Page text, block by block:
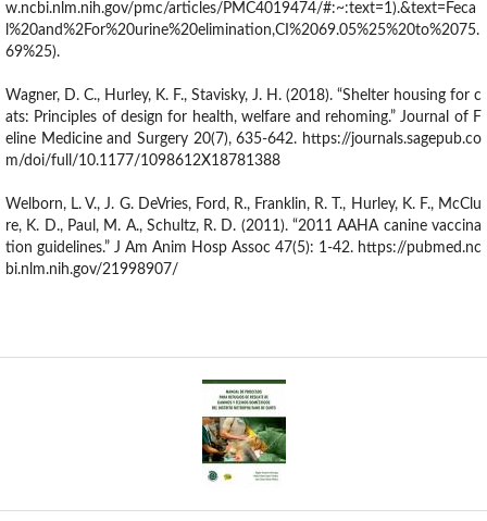
w.ncbi.nlm.nih.gov/pmc/articles/PMC4019474/#:~:text=1).&text=Feca
l%20and%2For%20urine%20elimination,CI%2069.05%25%20to%2075.
69%25).
Wagner, D. C., Hurley, K. F., Stavisky, J. H. (2018). “Shelter housing for c
ats: Principles of design for health, welfare and rehoming.” Journal of F
eline Medicine and Surgery 20(7), 635-642. https://journals.sagepub.co
m/doi/full/10.1177/1098612X18781388
Welborn, L. V., J. G. DeVries, Ford, R., Franklin, R. T., Hurley, K. F., McClu
re, K. D., Paul, M. A., Schultz, R. D. (2011). “2011 AAHA canine vaccina
tion guidelines.” J Am Anim Hosp Assoc 47(5): 1-42. https://pubmed.nc
bi.nlm.nih.gov/21998907/